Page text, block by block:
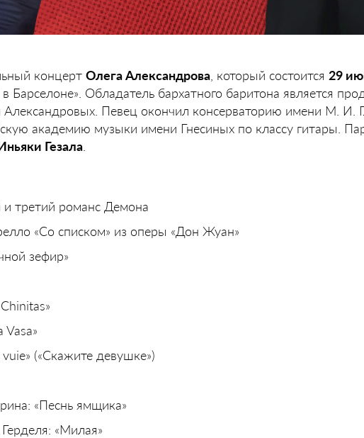
концерт Олега Александрова , который состоится 29
Барселоне». Обладатель бархатного баритона является
Александровых. Певец окончил консерваторию имени М. И.
академию музыки имени Гнесиных по классу гитары.
Гезала
третий романс Демона
«Со списком» из оперы «Дон Жуан»
зефир»
(«Скажите девушке»)
«Песнь ямщика»
«Милая»